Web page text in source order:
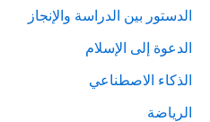
الدستور بين الدراسة والإنجاز
الدعوة إلى الإسلام
الذكاء الاصطناعي
الرياضة